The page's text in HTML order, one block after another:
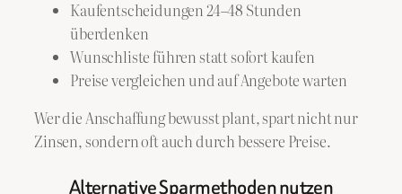
Kaufentscheidungen 24–48 Stunden
überdenken
Wunschliste führen statt sofort kaufen
Preise vergleichen und auf Angebote warten
Wer die Anschaffung bewusst plant, spart nicht nur
Zinsen, sondern oft auch durch bessere Preise.
Alternative Sparmethoden nutzen